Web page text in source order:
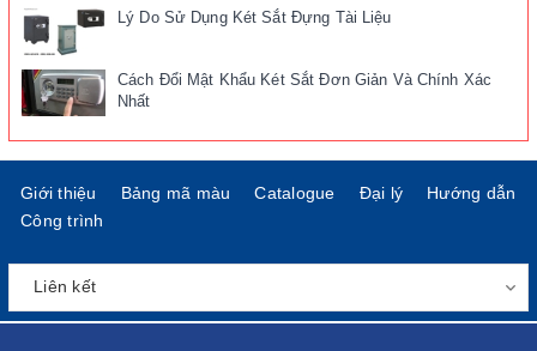
Lý Do Sử Dụng Két Sắt Đựng Tài Liệu
Cách Đổi Mật Khẩu Két Sắt Đơn Giản Và Chính Xác
Nhất
Giới thiệu Bảng mã màu Catalogue Đại lý
Hướng dẫn
Công trình